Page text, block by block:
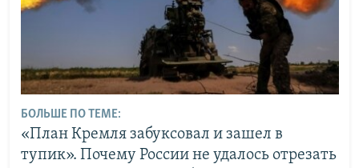
БОЛЬШЕ ПО ТЕМЕ:
«План Кремля забуксовал и зашел в
тупик». Почему России не удалось отрезать